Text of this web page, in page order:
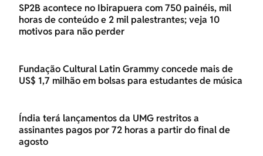
SP2B acontece no Ibirapuera com 750 painéis, mil
horas de conteúdo e 2 mil palestrantes; veja 10
motivos para não perder
Fundação Cultural Latin Grammy concede mais de
US$ 1,7 milhão em bolsas para estudantes de música
Índia terá lançamentos da UMG restritos a
assinantes pagos por 72 horas a partir do final de
agosto